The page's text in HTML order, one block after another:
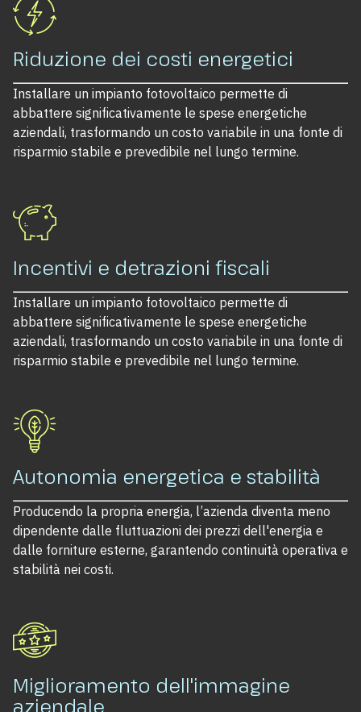
Riduzione dei costi energetici
Installare un impianto fotovoltaico permette di
abbattere significativamente le spese energetiche
aziendali, trasformando un costo variabile in una fonte di
risparmio stabile e prevedibile nel lungo termine.
Incentivi e detrazioni fiscali
Installare un impianto fotovoltaico permette di
abbattere significativamente le spese energetiche
aziendali, trasformando un costo variabile in una fonte di
risparmio stabile e prevedibile nel lungo termine.
Autonomia energetica e stabilità
Producendo la propria energia, l’azienda diventa meno
dipendente dalle fluttuazioni dei prezzi dell'energia e
dalle forniture esterne, garantendo continuità operativa e
stabilità nei costi.
Miglioramento dell'immagine
aziendale